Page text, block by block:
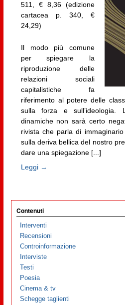
511, € 8,36 (edizione
cartacea p. 340, €
24,29)
Il modo più comune
per spiegare la
riproduzione delle
relazioni sociali
capitalistiche fa
riferimento al potere delle
sulla forza e sull’ideologia.
dinamiche non sarà certo
rivista che parla di
sulla deriva bellica del nostro
dare una spiegazione [...]
Leggi →
Contenuti
Interventi
Recensioni
Controinformazione
Interviste
Testi
Poesia
Cinema & tv
Schegge taglienti